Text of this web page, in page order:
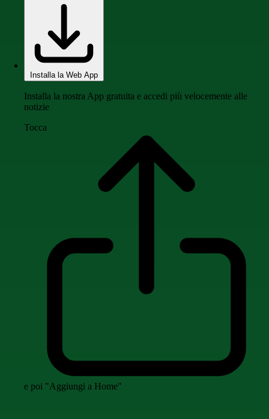
Installa la Web App
Installa la nostra App gratuita e accedi più velocemente alle
notizie
Tocca
e poi "Aggiungi a Home"